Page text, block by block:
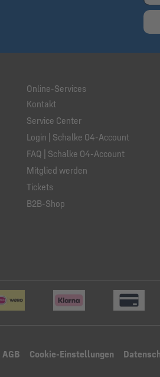
Online-Services
Kontakt
Service Center
Login | Schalke 04-Account
FAQ | Schalke 04-Account
Mitglied werden
Tickets
B2B-Shop
AGB Cookie-Einstellungen